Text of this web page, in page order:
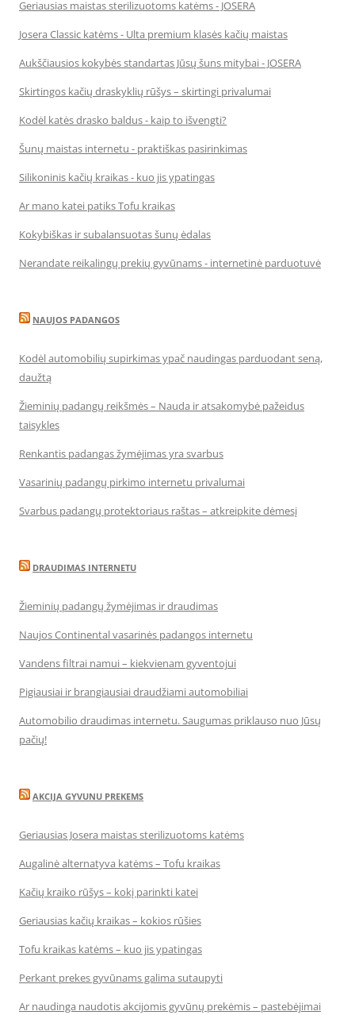
Geriausias maistas sterilizuotoms katėms - JOSERA
Josera Classic katėms - Ulta premium klasės kačių maistas
Aukščiausios kokybės standartas Jūsų šuns mitybai - JOSERA
Skirtingos kačių draskyklių rūšys – skirtingi privalumai
Kodėl katės drasko baldus - kaip to išvengti?
Šunų maistas internetu - praktiškas pasirinkimas
Silikoninis kačių kraikas - kuo jis ypatingas
Ar mano katei patiks Tofu kraikas
Kokybiškas ir subalansuotas šunų ėdalas
Nerandate reikalingų prekių gyvūnams - internetinė parduotuvė
NAUJOS PADANGOS
Kodėl automobilių supirkimas ypač naudingas parduodant seną,
daužtą
Žieminių padangų reikšmės – Nauda ir atsakomybė pažeidus
taisykles
Renkantis padangas žymėjimas yra svarbus
Vasarinių padangų pirkimo internetu privalumai
Svarbus padangų protektoriaus raštas – atkreipkite dėmesį
DRAUDIMAS INTERNETU
Žieminių padangų žymėjimas ir draudimas
Naujos Continental vasarinės padangos internetu
Vandens filtrai namui – kiekvienam gyventojui
Pigiausiai ir brangiausiai draudžiami automobiliai
Automobilio draudimas internetu. Saugumas priklauso nuo Jūsų
pačių!
AKCIJA GYVUNU PREKEMS
Geriausias Josera maistas sterilizuotoms katėms
Augalinė alternatyva katėms – Tofu kraikas
Kačių kraiko rūšys – kokį parinkti katei
Geriausias kačių kraikas – kokios rūšies
Tofu kraikas katėms – kuo jis ypatingas
Perkant prekes gyvūnams galima sutaupyti
Ar naudinga naudotis akcijomis gyvūnų prekėmis – pastebėjimai